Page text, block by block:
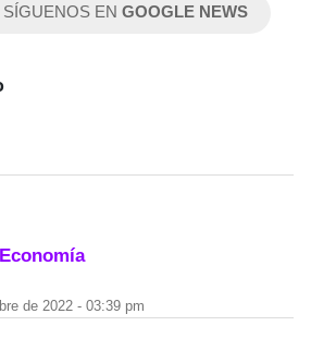
SÍGUENOS ENGOOGLE NEWS
de 2022 - 03:39 pm